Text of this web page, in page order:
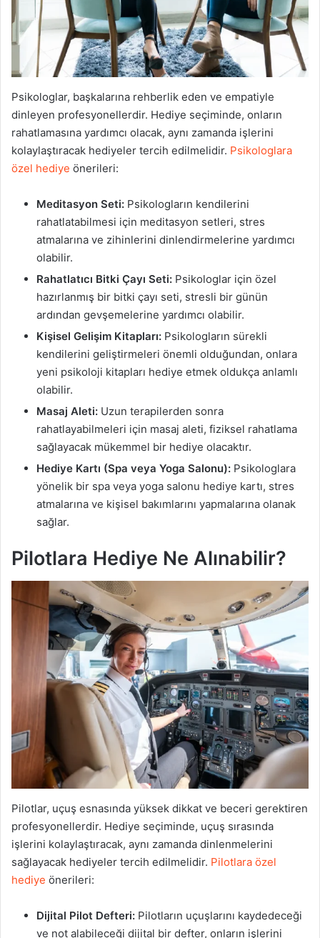
Psikologlar, başkalarına rehberlik eden ve empatiyle
dinleyen profesyonellerdir. Hediye seçiminde, onların
rahatlamasına yardımcı olacak, aynı zamanda işlerini
kolaylaştıracak hediyeler tercih edilmelidir. Psikologlara
özel hediye önerileri:
Meditasyon Seti: Psikologların kendilerini
rahatlatabilmesi için meditasyon setleri, stres
atmalarına ve zihinlerini dinlendirmelerine yardımcı
olabilir.
Rahatlatıcı Bitki Çayı Seti: Psikologlar için özel
hazırlanmış bir bitki çayı seti, stresli bir günün
ardından gevşemelerine yardımcı olabilir.
Kişisel Gelişim Kitapları: Psikologların sürekli
kendilerini geliştirmeleri önemli olduğundan, onlara
yeni psikoloji kitapları hediye etmek oldukça anlamlı
olabilir.
Masaj Aleti: Uzun terapilerden sonra
rahatlayabilmeleri için masaj aleti, fiziksel rahatlama
sağlayacak mükemmel bir hediye olacaktır.
Hediye Kartı (Spa veya Yoga Salonu): Psikologlara
yönelik bir spa veya yoga salonu hediye kartı, stres
atmalarına ve kişisel bakımlarını yapmalarına olanak
sağlar.
Pilotlara Hediye Ne Alınabilir?
Pilotlar, uçuş esnasında yüksek dikkat ve beceri gerektiren
profesyonellerdir. Hediye seçiminde, uçuş sırasında
işlerini kolaylaştıracak, aynı zamanda dinlenmelerini
sağlayacak hediyeler tercih edilmelidir. Pilotlara özel
hediye önerileri:
Dijital Pilot Defteri: Pilotların uçuşlarını kaydedeceği
ve not alabileceği dijital bir defter, onların işlerini